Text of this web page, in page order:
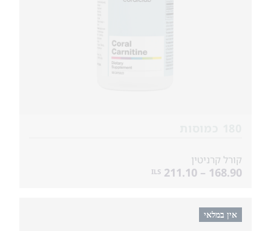
קורל קרניטין
168.90 – 211.10
ILS
אין במלאי